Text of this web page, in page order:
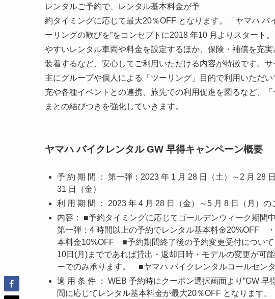
レンタルご予約で、レンタル基本料金が予
約タイミングに応じて最大20％OFF となります。「ヤマハ バ
ーリングの歓びを”をコンセプトに2018 年10 月よりスタート
やすいレンタル車両や料金を設定するほか、保険・補償を充
装着するなど、安心してご利用いただける内容が特徴です。
主にグループや個人による「ツーリング」目的で利用いただ
充や各種イベントとの連携、旅先での利用促進を図るなど、
まとの結びつきを強化していきます。
ヤマハ バイクレンタル GW 早得キャンペーン概要
予 約 期 間 ： 第一弾：2023 年 1 月 28 日（土）～2 月 28
31 日（金）
利 用 期 間 ： 2023 年 4 月 28 日（金）～5 月 8 日（月）の
内容： ■予約タイミングに応じてゴールデンウィーク期
第一弾：4 時間以上の予約でレンタル基本料金20%OFF
本料金10%OFF ■予約期間終了後の予約変更受付につい
10日(月)までであれば貸出・返却日時・モデルの変更が可
ーでのみ承ります。 ■ヤマハ バイクレンタルコールセン
適 用 条 件 ： WEB 予約時にクーポン選択画面より”GW
間に応じてレンタル基本料金が最大20％OFF となります。